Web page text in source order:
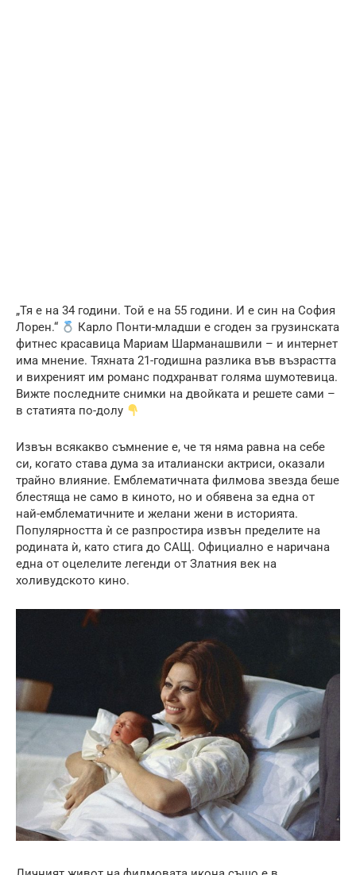
„Тя е на 34 години. Той е на 55 години. И е син на София
Лорен.“
Карло Понти-младши е сгоден за грузинската
фитнес красавица Мариам Шарманашвили – и интернет
има мнение. Тяхната 21-годишна разлика във възрастта
и вихреният им романс подхранват голяма шумотевица.
Вижте последните снимки на двойката и решете сами –
в статията по-долу
Извън всякакво съмнение е, че тя няма равна на себе
си, когато става дума за италиански актриси, оказали
трайно влияние. Емблематичната филмова звезда беше
блестяща не само в киното, но и обявена за една от
най-емблематичните и желани жени в историята.
Популярността ѝ се разпростира извън пределите на
родината ѝ, като стига до САЩ. Официално е наричана
една от оцелелите легенди от Златния век на
холивудското кино.